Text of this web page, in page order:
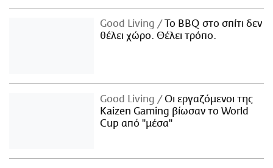
Good Living
Το BBQ στο σπίτι δεν
θέλει χώρο. Θέλει τρόπο.
Good Living
Οι εργαζόμενοι της
Kaizen Gaming βίωσαν το World
Cup από "μέσα"